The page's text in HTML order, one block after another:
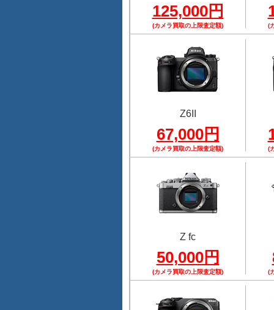
125,000円
(カメラ買取の上限査定額) (
Z6II
67,000円
(カメラ買取の上限査定額) (
Z fc
50,000円
(カメラ買取の上限査定額) (